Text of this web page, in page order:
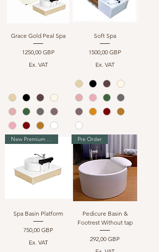
Grace Gold Peal Spa
Precio
1250,00 GBP
Ex. VAT
Soft Spa
Precio
1500,00 GBP
Ex. VAT
New Premium Range
Spa Basin Platform
Precio
750,00 GBP
Ex. VAT
Pre Order
Pedicure Basin &
Footrest Without tap
Precio
292,00 GBP